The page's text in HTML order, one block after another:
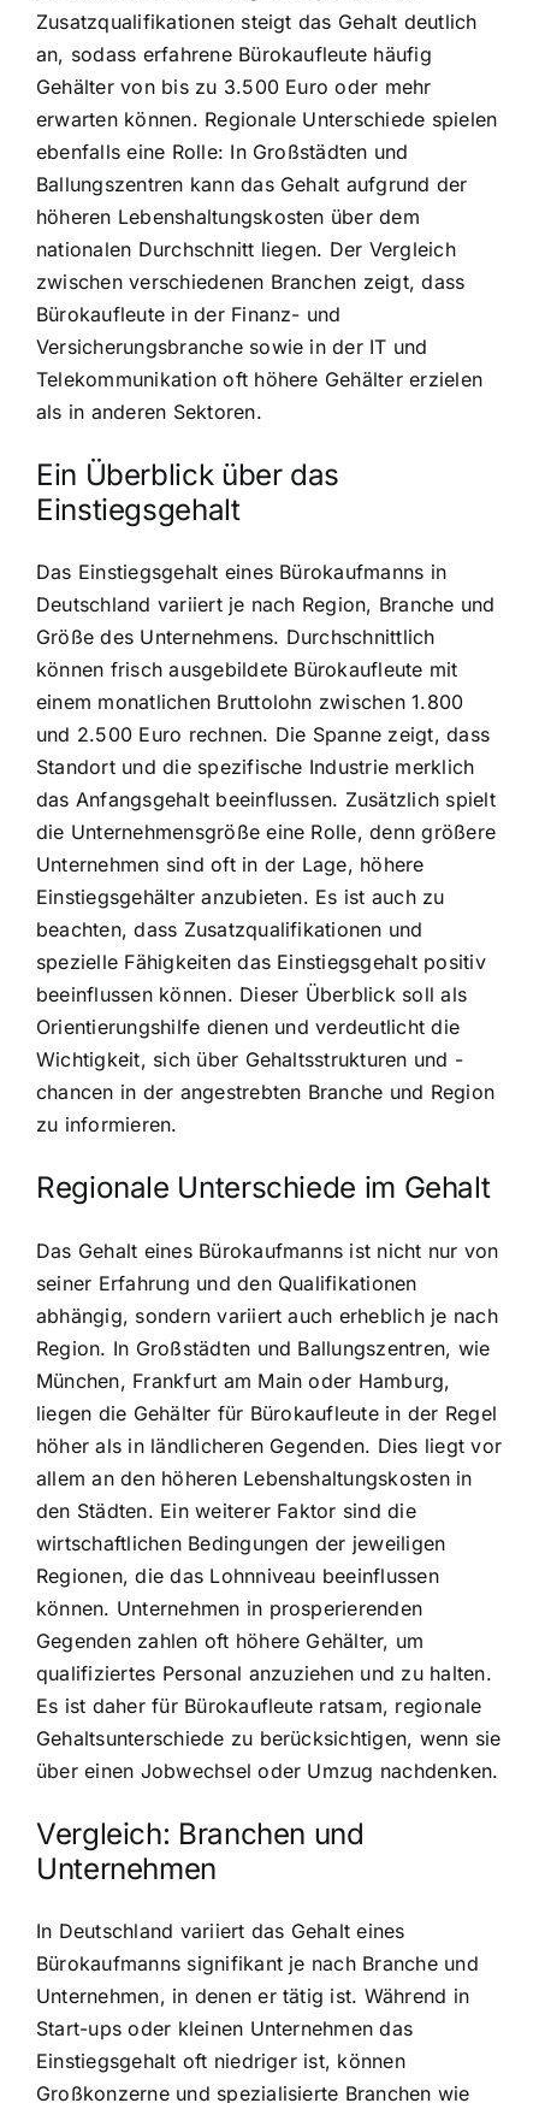
Zusatzqualifikationen steigt das Gehalt deutlich
an, sodass erfahrene Bürokaufleute häufig
Gehälter von bis zu 3.500 Euro oder mehr
erwarten können. Regionale Unterschiede spielen
ebenfalls eine Rolle: In Großstädten und
Ballungszentren kann das Gehalt aufgrund der
höheren Lebenshaltungskosten über dem
nationalen Durchschnitt liegen. Der Vergleich
zwischen verschiedenen Branchen zeigt, dass
Bürokaufleute in der Finanz- und
Versicherungsbranche sowie in der IT und
Telekommunikation oft höhere Gehälter erzielen
als in anderen Sektoren.
Ein Überblick über das
Einstiegsgehalt
Das Einstiegsgehalt eines Bürokaufmanns in
Deutschland variiert je nach Region, Branche und
Größe des Unternehmens. Durchschnittlich
können frisch ausgebildete Bürokaufleute mit
einem monatlichen Bruttolohn zwischen 1.800
und 2.500 Euro rechnen. Die Spanne zeigt, dass
Standort und die spezifische Industrie merklich
das Anfangsgehalt beeinflussen. Zusätzlich spielt
die Unternehmensgröße eine Rolle, denn größere
Unternehmen sind oft in der Lage, höhere
Einstiegsgehälter anzubieten. Es ist auch zu
beachten, dass Zusatzqualifikationen und
spezielle Fähigkeiten das Einstiegsgehalt positiv
beeinflussen können. Dieser Überblick soll als
Orientierungshilfe dienen und verdeutlicht die
Wichtigkeit, sich über Gehaltsstrukturen und -
chancen in der angestrebten Branche und Region
zu informieren.
Regionale Unterschiede im Gehalt
Das Gehalt eines Bürokaufmanns ist nicht nur von
seiner Erfahrung und den Qualifikationen
abhängig, sondern variiert auch erheblich je nach
Region. In Großstädten und Ballungszentren, wie
München, Frankfurt am Main oder Hamburg,
liegen die Gehälter für Bürokaufleute in der Regel
höher als in ländlicheren Gegenden. Dies liegt vor
allem an den höheren Lebenshaltungskosten in
den Städten. Ein weiterer Faktor sind die
wirtschaftlichen Bedingungen der jeweiligen
Regionen, die das Lohnniveau beeinflussen
können. Unternehmen in prosperierenden
Gegenden zahlen oft höhere Gehälter, um
qualifiziertes Personal anzuziehen und zu halten.
Es ist daher für Bürokaufleute ratsam, regionale
Gehaltsunterschiede zu berücksichtigen, wenn sie
über einen Jobwechsel oder Umzug nachdenken.
Vergleich: Branchen und
Unternehmen
In Deutschland variiert das Gehalt eines
Bürokaufmanns signifikant je nach Branche und
Unternehmen, in denen er tätig ist. Während in
Start-ups oder kleinen Unternehmen das
Einstiegsgehalt oft niedriger ist, können
Großkonzerne und spezialisierte Branchen wie